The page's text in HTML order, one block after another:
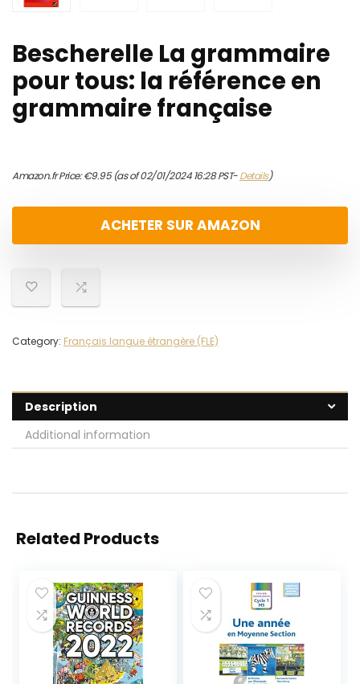
Bescherelle La grammaire
pour tous: la référence en
grammaire française
Amazon.fr Price:€9.95(as of 02/01/2024 16:28 PST-Details)
ACHETER SUR AMAZON
Category: Français langue étrangère (FLE)
Description
Additional information
Related Products